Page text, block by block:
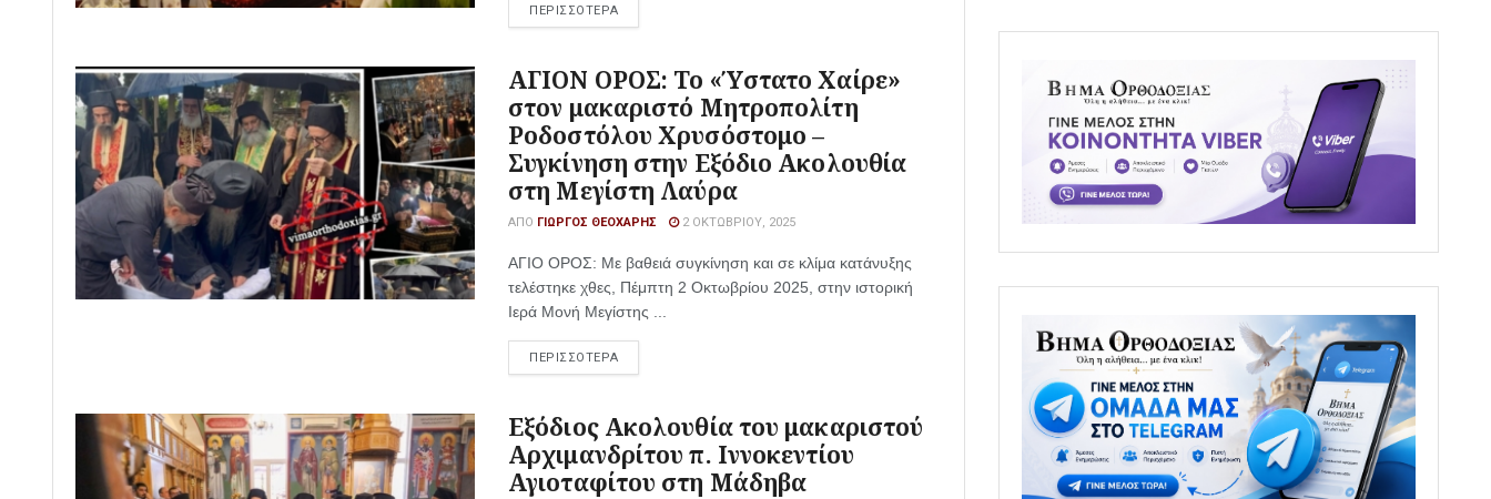
ΠΕΡΙΣΣΟΤΕΡΑ
ΑΓΙΟΝ ΟΡΟΣ: Το «Ύστατο Χαίρε»
στον μακαριστό Μητροπολίτη
Ροδοστόλου Χρυσόστομο –
Συγκίνηση στην Εξόδιο Ακολουθία
στη Μεγίστη Λαύρα
ΑΠΌ ΓΙΏΡΓΟΣ ΘΕΟΧΆΡΗΣ 2 ΟΚΤΩΒΡΊΟΥ, 2025
ΑΓΙΟ ΟΡΟΣ: Με βαθειά συγκίνηση και σε κλίμα κατάνυξης
τελέστηκε χθες, Πέμπτη 2 Οκτωβρίου 2025, στην ιστορική
Ιερά Μονή Μεγίστης ...
ΠΕΡΙΣΣΟΤΕΡΑ
Εξόδιος Ακολουθία του μακαριστού
Αρχιμανδρίτου π. Ιννοκεντίου
Αγιοταφίτου στη Μάδηβα